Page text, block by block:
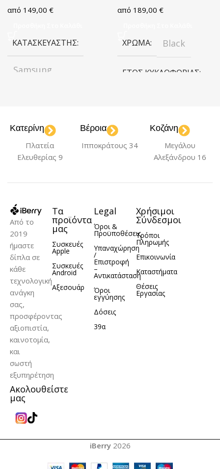
149,00 €
ΚΑΤΑΣΚΕΥΑΣΤΉΣ
Samsung
ΧΩΡΗΤΙΚΌΤΗΤΑ
128GB
ΈΤΟΣ ΚΥΚΛΟΦΟΡΊΑΣ
2024
189,00 €
ΧΡΏΜΑ Black
ΈΤΟΣ ΚΥΚΛΟΦΟΡΊΑΣ
ΧΩΡΗΤΙΚΌΤΗΤΑ
Κατερίνη
Πλατεία
Ελευθερίας 9
Βέροια
Ιπποκράτους 34
Κοζάνη
Μεγάλου
Αλεξάνδρου 16
Από το
2019
ήμαστε
δίπλα σε
κάθε
τεχνολογική
ανάγκη
σας,
προσφέροντας
αξιοπιστία,
καινοτομία,
και
σωστή
εξυπηρέτηση
Ακολουθείστε
μας
Τα
προϊόντα
μας
Συσκευές
Apple
Συσκευές
Android
Αξεσουάρ
Legal
Όροι &
Προϋποθέσεις
Υπαναχώρηση
/
Επιστροφή
–
Αντικατάσταση
Όροι
εγγύησης
Δόσεις
39α
Χρήσιμοι
Σύνδεσμοι
Τρόποι
Πληρωμής
Επικοινωνία
Καταστήματα
Θέσεις
Εργασίας
iBerry 2026